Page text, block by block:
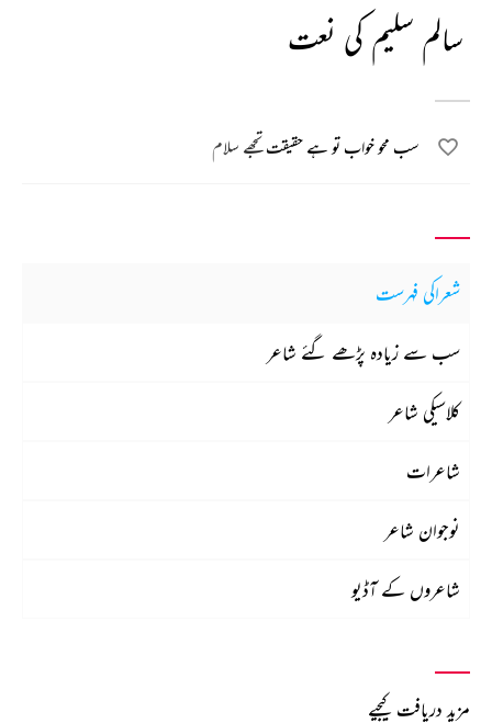
سالم سلیم کی نعت
سب محو خواب تو ہے حقیقت تجھے سلام
شعراکی فہرست
سب سے زیادہ پڑھے گئے شاعر
کلاسیکی شاعر
شاعرات
نوجوان شاعر
شاعروں کے آڈیو
مزید دریافت کیجیے